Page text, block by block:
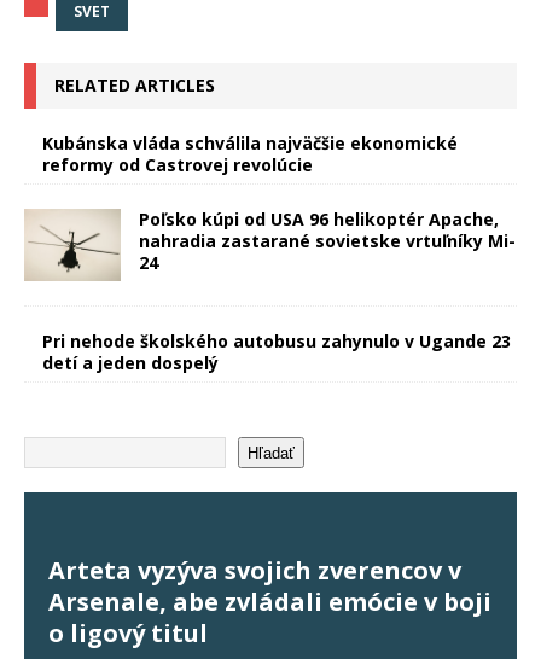
SVET
RELATED ARTICLES
Kubánska vláda schválila najväčšie ekonomické
reformy od Castrovej revolúcie
Poľsko kúpi od USA 96 helikoptér Apache,
nahradia zastarané sovietske vrtuľníky Mi-
24
Pri nehode školského autobusu zahynulo v Ugande 23
detí a jeden dospelý
Hľadať
Arteta vyzýva svojich zverencov v
Arsenale, abe zvládali emócie v boji
o ligový titul